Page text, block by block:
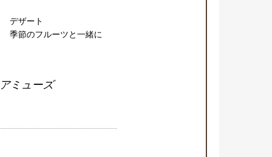
デザート
アミューズ